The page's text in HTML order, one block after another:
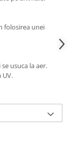
folosirea unei
usuca la aer.
UV.